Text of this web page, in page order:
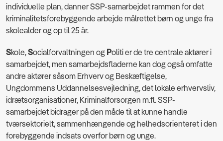
individuelle plan, danner SSP-samarbejdet rammen for det
kriminalitetsforebyggende arbejde målrettet børn og unge fra
skolealder og op til 25 år.
Skole,Socialforvaltningen og Politi er de tre centrale aktører i
samarbejdet, men samarbejdsfladerne kan dog også omfatte
andre aktører såsom Erhverv og Beskæftigelse,
Ungdommens Uddannelsesvejledning, det lokale erhvervsliv,
idrætsorganisationer, Kriminalforsorgen m.fl. SSP-
samarbejdet bidrager på den måde til at kunne handle
tværsektorielt, sammenhængende og helhedsorienteret i den
forebyggende indsats overfor børn og unge.